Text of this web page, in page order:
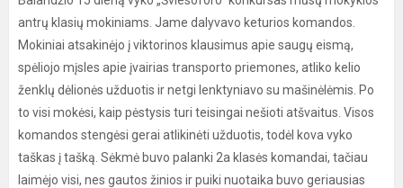
antrų klasių mokiniams. Jame dalyvavo keturios komandos.
Mokiniai atsakinėjo į viktorinos klausimus apie saugų eismą,
spėliojo mįsles apie įvairias transporto priemones, atliko kelio
ženklų dėlionės užduotis ir netgi lenktyniavo su mašinėlėmis. Po
to visi mokėsi, kaip pėstysis turi teisingai nešioti atšvaitus. Visos
komandos stengėsi gerai atlikinėti užduotis, todėl kova vyko
taškas į tašką. Sėkmė buvo palanki 2a klasės komandai, tačiau
laimėjo visi, nes gautos žinios ir puiki nuotaika buvo geriausias